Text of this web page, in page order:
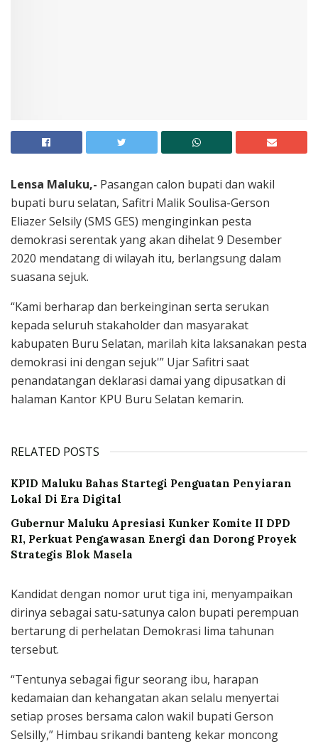
Lensa Maluku,- Pasangan calon bupati dan wakil
bupati buru selatan, Safitri Malik Soulisa-Gerson
Eliazer Selsily (SMS GES) menginginkan pesta
demokrasi serentak yang akan dihelat 9 Desember
2020 mendatang di wilayah itu, berlangsung dalam
suasana sejuk.
“Kami berharap dan berkeinginan serta serukan
kepada seluruh stakaholder dan masyarakat
kabupaten Buru Selatan, marilah kita laksanakan pesta
demokrasi ini dengan sejuk'” Ujar Safitri saat
penandatangan deklarasi damai yang dipusatkan di
halaman Kantor KPU Buru Selatan kemarin.
RELATED POSTS
KPID Maluku Bahas Startegi Penguatan Penyiaran
Lokal Di Era Digital
Gubernur Maluku Apresiasi Kunker Komite II DPD
RI, Perkuat Pengawasan Energi dan Dorong Proyek
Strategis Blok Masela
Kandidat dengan nomor urut tiga ini, menyampaikan
dirinya sebagai satu-satunya calon bupati perempuan
bertarung di perhelatan Demokrasi lima tahunan
tersebut.
“Tentunya sebagai figur seorang ibu, harapan
kedamaian dan kehangatan akan selalu menyertai
setiap proses bersama calon wakil bupati Gerson
Selsilly,” Himbau srikandi banteng kekar moncong